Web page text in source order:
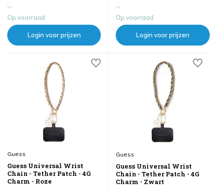
Op voorraad
Login voor prijzen
...
Op voorraad
Login voor prijzen
Guess
Guess Universal Wrist
Chain - Tether Patch - 4G
Charm - Roze
Guess
Guess Universal Wrist
Chain - Tether Patch - 4G
Charm - Zwart